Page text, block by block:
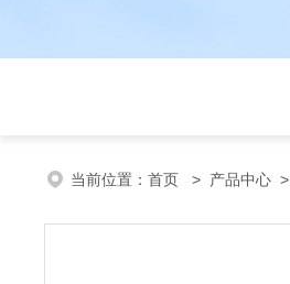
当前位置： 首页 > 产品中心 >